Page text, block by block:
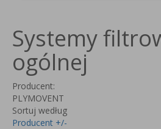
Systemy
ogólnej
Producent:
PLYMOVENT
Sortuj według
Producent +/-